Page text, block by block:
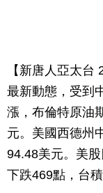
【新唐人亞太
最新動態，受到
漲，布倫特原油
元。美國西德州
94.48美元。美
下跌469點，台